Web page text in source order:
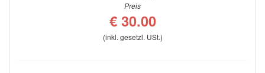
Preis
€ 30.00
(inkl. gesetzl. USt.)